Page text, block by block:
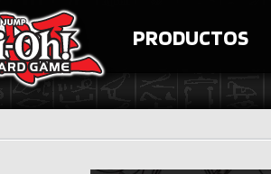
PRODUCTOS